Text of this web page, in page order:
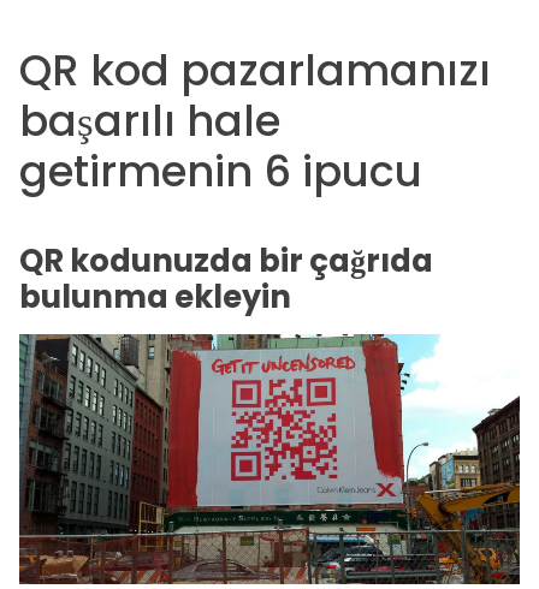
QR kod pazarlamanızı
başarılı hale
getirmenin 6 ipucu
QR kodunuzda bir çağrıda
bulunma ekleyin